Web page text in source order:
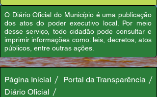
O Diário Oficial do Município é uma publicação
dos atos do poder executivo local. Por meio
desse serviço, todo cidadão pode consultar e
imprimir informações como: leis, decretos, atos
públicos, entre outras ações.
Página Inicial
Portal da Transparência
Diário Oficial